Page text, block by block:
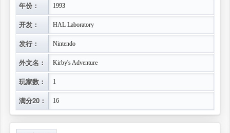
年份： 1993
开发： HAL Laboratory
发行： Nintendo
外文名： Kirby's Adventure
玩家数： 1
满分20： 16